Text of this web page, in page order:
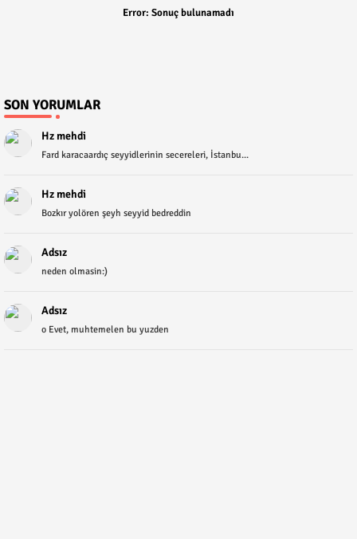
Error: Sonuç bulunamadı
SON YORUMLAR
Hz mehdi
Fard karacaardıç seyyidlerinin secereleri, İstanbu...
Hz mehdi
Bozkır yolören şeyh seyyid bedreddin
Adsız
neden olmasin:)
Adsız
o Evet, muhtemelen bu yuzden